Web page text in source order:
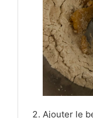
Ajouter le